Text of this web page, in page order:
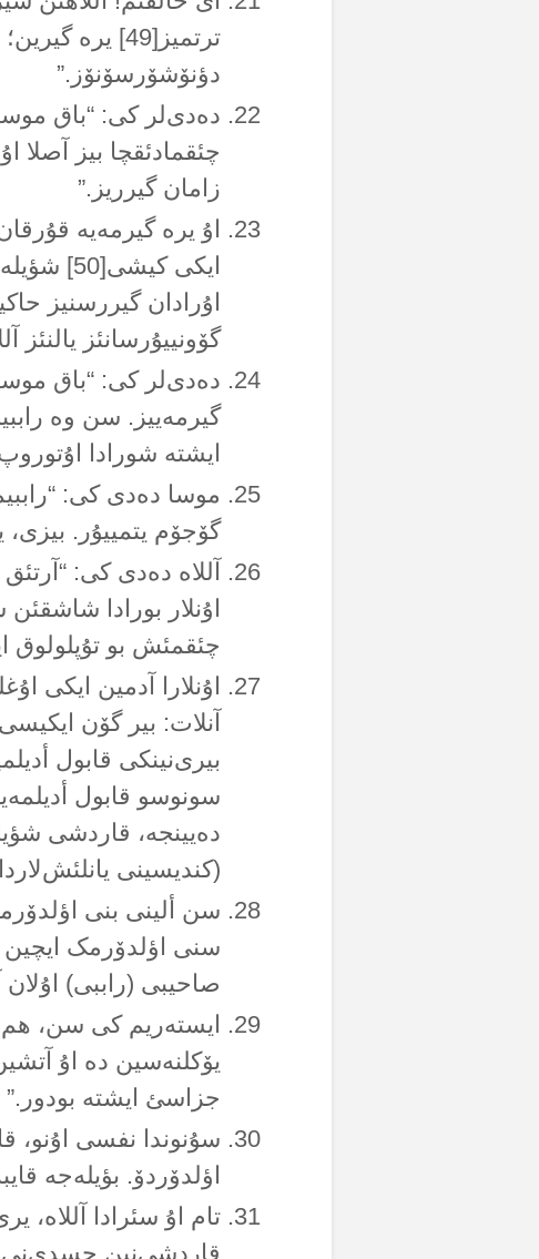
ترتمیز[49]
دؤنۆشۆرسۆنۆز.”
دەدی‌لر کی: “باق موسا!
چئقمادئقچا بیز آصلا
زامان گیرریز.”
اۇ یرە گیرمەیە
ایکی
اۇرادان گیررسنیز
گۆونییۇرسانئز یالنئز
دەدی‌لر کی: “باق موسا!
گیرمەییز. سن وە
ایشتە شورادا
موسا دەدی کی:
گۆجۆم یتمییۇر. بیزی،
اۇنلار بورادا
چئقمئش بو تۇپلولوق
اۇنلارا آدمین ایکی
بیری‌نینکی قابول
سونوسو قابول
دەیینجە، قاردشی
(کندیسینی
سن ألینی بنی
سنی اؤلدۆرمک ایچین
صاحیبی (راببی) اۇلان
یۆکلنەسین دە اۇ
جزاسئ ایشتە بودور.”
سۇنوندا نفسی اۇنو،
اؤلدۆردۆ. بؤیلەجە
تام اۇ سئرادا آللاە،
قاردشی‌نین جسدی‌نی